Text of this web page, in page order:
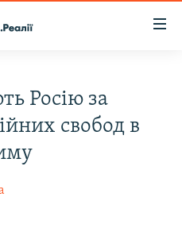
Росію за
свобод в